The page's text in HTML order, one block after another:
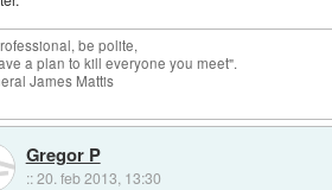
be polite,
a plan to kill everyone you meet".
James Mattis
Gregor P
::20. feb 2013, 13:30